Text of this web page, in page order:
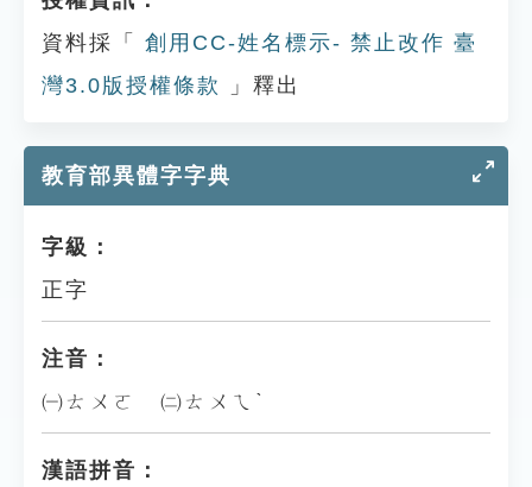
資料採「
創用CC-姓名標示- 禁止改作 臺
灣3.0版授權條款
」釋出
教育部異體字字典
字級：
正字
注音：
㈠ㄊㄨㄛ ㈡ㄊㄨㄟˋ
漢語拼音：